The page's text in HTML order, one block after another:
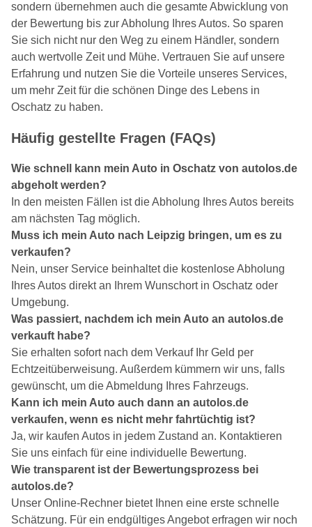
sondern übernehmen auch die gesamte Abwicklung von
der Bewertung bis zur Abholung Ihres Autos. So sparen
Sie sich nicht nur den Weg zu einem Händler, sondern
auch wertvolle Zeit und Mühe. Vertrauen Sie auf unsere
Erfahrung und nutzen Sie die Vorteile unseres Services,
um mehr Zeit für die schönen Dinge des Lebens in
Oschatz zu haben.
Häufig gestellte Fragen (FAQs)
Wie schnell kann mein Auto in Oschatz von autolos.de
abgeholt werden?
In den meisten Fällen ist die Abholung Ihres Autos bereits
am nächsten Tag möglich.
Muss ich mein Auto nach Leipzig bringen, um es zu
verkaufen?
Nein, unser Service beinhaltet die kostenlose Abholung
Ihres Autos direkt an Ihrem Wunschort in Oschatz oder
Umgebung.
Was passiert, nachdem ich mein Auto an autolos.de
verkauft habe?
Sie erhalten sofort nach dem Verkauf Ihr Geld per
Echtzeitüberweisung. Außerdem kümmern wir uns, falls
gewünscht, um die Abmeldung Ihres Fahrzeugs.
Kann ich mein Auto auch dann an autolos.de
verkaufen, wenn es nicht mehr fahrtüchtig ist?
Ja, wir kaufen Autos in jedem Zustand an. Kontaktieren
Sie uns einfach für eine individuelle Bewertung.
Wie transparent ist der Bewertungsprozess bei
autolos.de?
Unser Online-Rechner bietet Ihnen eine erste schnelle
Schätzung. Für ein endgültiges Angebot erfragen wir noch